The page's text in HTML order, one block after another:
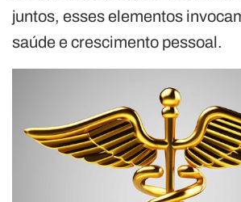
juntos, esses elementos
saúde e crescimento pessoal.